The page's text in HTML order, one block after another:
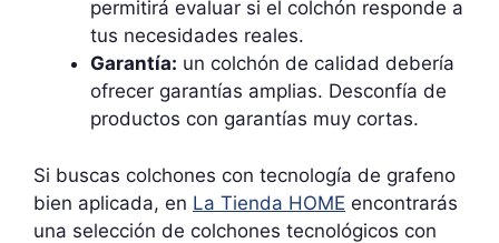
permitirá evaluar si el colchón responde a
tus necesidades reales.
Garantía: un colchón de calidad debería
ofrecer garantías amplias. Desconfía de
productos con garantías muy cortas.
Si buscas colchones con tecnología de grafeno
bien aplicada, en La Tienda HOME encontrarás
una selección de colchones tecnológicos con